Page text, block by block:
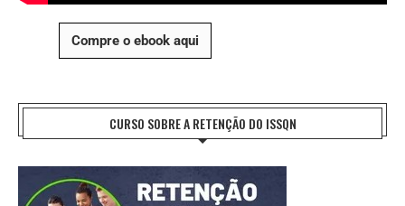
Compre o ebook aqui
CURSO SOBRE A RETENÇÃO DO ISSQN